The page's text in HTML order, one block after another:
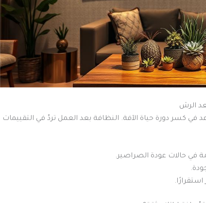
الرش
بين 2-4 أسابيع تساعد في كسر دورة حياة الآفة. النظافة بعد العمل تردّ في التقييمات